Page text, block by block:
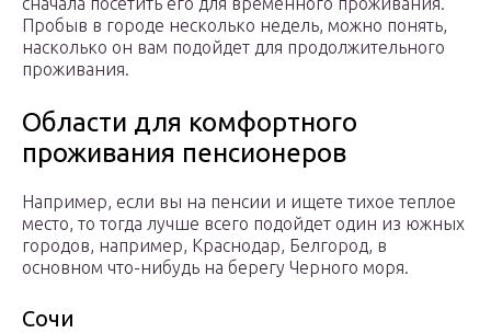
Пробыв в городе несколько недель, можно понять,
насколько он вам подойдет для продолжительного
проживания.
Области для комфортного
проживания пенсионеров
Например, если вы на пенсии и ищете тихое теплое
место, то тогда лучше всего подойдет один из южных
городов, например, Краснодар, Белгород, в
основном что-нибудь на берегу Черного моря.
Сочи